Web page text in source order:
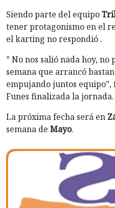
Siendo parte del equipo
tener protagonismo en el
el karting no respondió .
” No nos salió nada hoy,
semana que arrancó
empujando juntos
Funes finalizada la jornada.
La próxima fecha será en
semana de Mayo.